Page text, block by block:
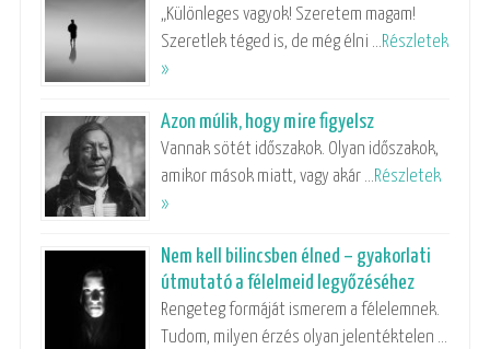
„Különleges vagyok! Szeretem magam!
Szeretlek téged is, de még élni …Részletek
»
Azon múlik, hogy mire figyelsz
Vannak sötét időszakok. Olyan időszakok,
amikor mások miatt, vagy akár …Részletek
»
Nem kell bilincsben élned – gyakorlati
útmutató a félelmeid legyőzéséhez
Rengeteg formáját ismerem a félelemnek.
Tudom, milyen érzés olyan jelentéktelen …